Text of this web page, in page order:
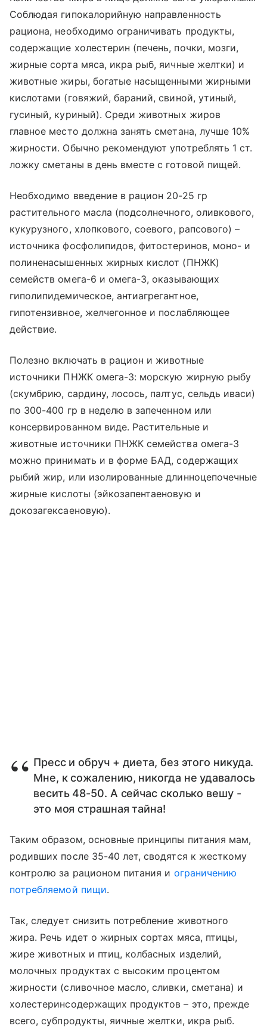
Соблюдая гипокалорийную направленность
рациона, необходимо ограничивать продукты,
содержащие холестерин (печень, почки, мозги,
жирные сорта мяса, икра рыб, яичные желтки) и
животные жиры, богатые насыщенными жирными
кислотами (говяжий, бараний, свиной, утиный,
гусиный, куриный). Среди животных жиров
главное место должна занять сметана, лучше 10%
жирности. Обычно рекомендуют употреблять 1 ст.
ложку сметаны в день вместе с готовой пищей.
Необходимо введение в рацион 20-25 гр
растительного масла (подсолнечного, оливкового,
кукурузного, хлопкового, соевого, рапсового) –
источника фосфолипидов, фитостеринов, моно- и
полиненасышенных жирных кислот (ПНЖК)
семейств омега-6 и омега-3, оказывающих
гиполипидемическое, антиагрегантное,
гипотензивное, желчегонное и послабляющее
действие.
Полезно включать в рацион и животные
источники ПНЖК омега-3: морскую жирную рыбу
(скумбрию, сардину, лосось, палтус, сельдь иваси)
по 300-400 гр в неделю в запеченном или
консервированном виде. Растительные и
животные источники ПНЖК семейства омега-3
можно принимать и в форме БАД, содержащих
рыбий жир, или изолированные длинноцепочечные
жирные кислоты (эйкозапентаеновую и
докозагексаеновую).
Пресс и обруч + диета, без этого никуда.
Мне, к сожалению, никогда не удавалось
весить 48-50. А сейчас сколько вешу -
это моя страшная тайна!
Таким образом, основные принципы питания мам,
родивших после 35-40 лет, сводятся к жесткому
контролю за рационом питания и ограничению
потребляемой пищи.
Так, следует снизить потребление животного
жира. Речь идет о жирных сортах мяса, птицы,
жире животных и птиц, колбасных изделий,
молочных продуктах с высоким процентом
жирности (сливочное масло, сливки, сметана) и
холестеринсодержащих продуктов – это, прежде
всего, субпродукты, яичные желтки, икра рыб.